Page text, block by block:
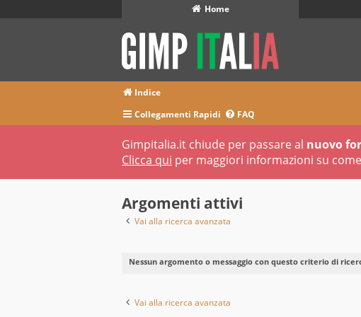
Home
Indice
Collegamenti Rapidi
FAQ
Gimpitalia.it chiude per passare al nuovo
Clicca qui per maggiori informazioni su
Argomenti attivi
Vai alla ricerca avanzata
Nessun argomento o messaggio con questo criterio di
Vai alla ricerca avanzata